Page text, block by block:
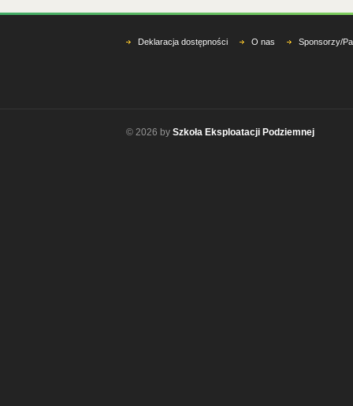
Deklaracja dostępności O nas Sponsorzy/
© 2026 by Szkoła Eksploatacji Podziemnej